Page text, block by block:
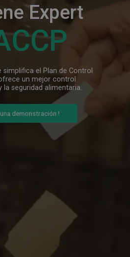
Expert
simplifica el Plan de Control
un mejor control
la seguridad alimentaria.
demonstración !